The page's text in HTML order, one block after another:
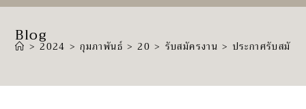
Blog
> 2024 > กุมภาพันธ์ > 20 > รับสมัครงาน > ประกาศรับสมัคร